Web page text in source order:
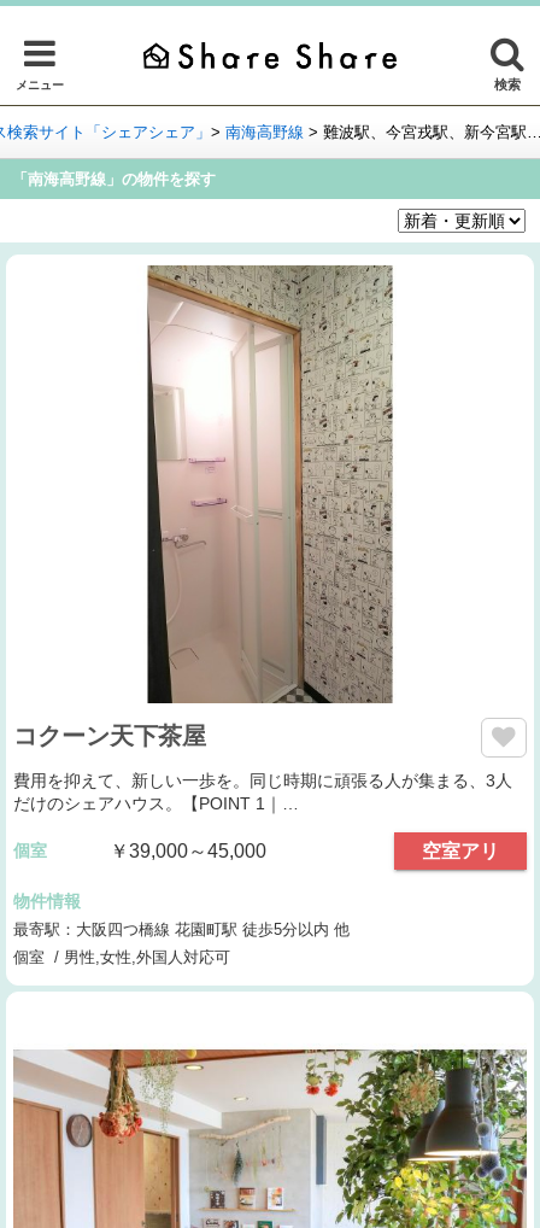
メニュー 検索
索サイト「シェアシェア」 > 南海高野線 > 難波駅、今宮戎駅、新今宮駅
「南海高野線」の物件を探す
コクーン天下茶屋
費用を抑えて、新しい一歩を。同じ時期に頑張る人が集まる、3人
だけのシェアハウス。【POINT 1｜…
個室 ￥39,000～45,000 空室アリ
物件情報
最寄駅：大阪四つ橋線 花園町駅 徒歩5分以内 他
個室 / 男性,女性,外国人対応可